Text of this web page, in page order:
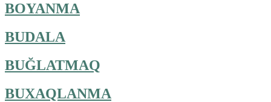
BOYANMA
BUDALA
BUĞLATMAQ
BUXAQLANMA